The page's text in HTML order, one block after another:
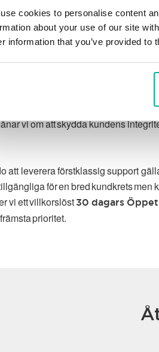
cookies to personalise content
about your use of our site
information that you’ve provided
vi om att skydda kundens
att leverera förstklassig support
för en bred kundkrets men
vi ett villkorslöst30 dagars
prioritet.